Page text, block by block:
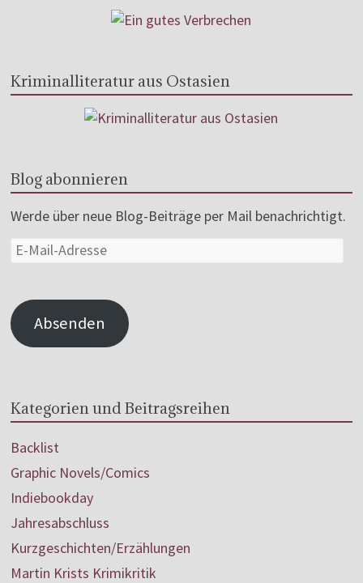
Kriminalliteratur aus Ostasien
Blog abonnieren
Werde über neue Blog-Beiträge per Mail benachrichtigt.
Absenden
Kategorien und Beitragsreihen
Backlist
Graphic Novels/Comics
Indiebookday
Jahresabschluss
Kurzgeschichten/Erzählungen
Martin Krists Krimikritik